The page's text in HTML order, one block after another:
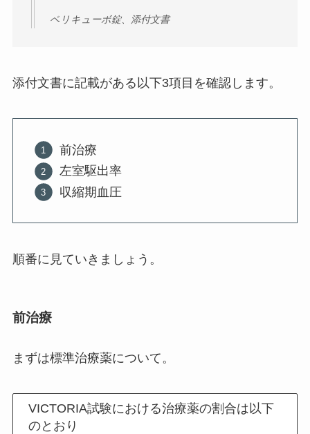
ベリキューボ錠、添付文書
添付文書に記載がある以下3項目を確認します。
前治療
左室駆出率
収縮期血圧
順番に見ていきましょう。
前治療
まずは標準治療薬について。
VICTORIA試験における治療薬の割合は以下
のとおり